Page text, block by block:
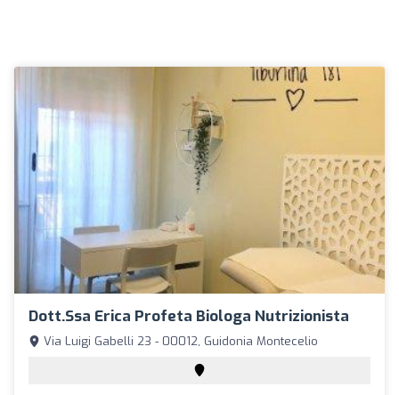
Dott.ssa Erica Profeta Biologa Nutrizionista
Via Luigi Gabelli 23 - 00012, Guidonia Montecelio